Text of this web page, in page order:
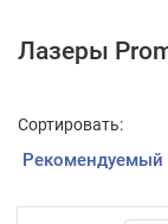
Лазеры
Сортировать: